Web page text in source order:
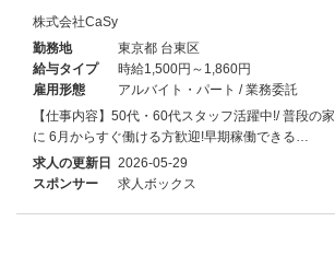
株式会社CaSy
勤務地
東京都 台東区
給与タイプ
時給1,500円～1,860円
雇用形態
アルバイト・パート / 業務委託
【仕事内容】50代・60代スタッフ活躍中!/ 普段の
に 6月からすぐ働ける方歓迎!早期稼働できる…
求人の更新日 2026-05-29
スポンサー
求人ボックス